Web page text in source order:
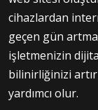
cihazlardan
geçen gün
işletmenizin
bilinirliğinizi
yardımcı olur.